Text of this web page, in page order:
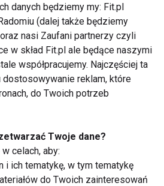
Pizza, kebab,
cheeseburger z
kaszą? Zaskakujące
pomysły kulinarne
więcej
danych będziemy my: Fit.pl
(dalej także będziemy
nasi Zaufani partnerzy czyli
w skład Fit.pl ale będące naszymi
współpracujemy. Najczęściej ta
dostosowywanie reklam, które
do Twoich potrzeb
Twoje dane?
celach, aby:
i ich tematykę, w tym tematykę
do Twoich zainteresowań